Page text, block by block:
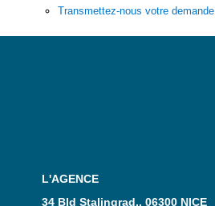
Transmettez-nous votre demande
L'AGENCE
34 Bld Stalingrad,, 06300 NICE